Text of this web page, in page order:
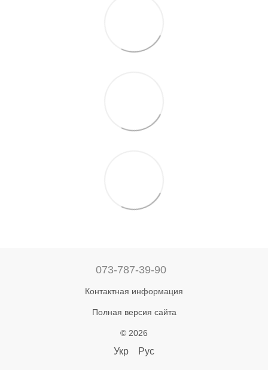
073-787-39-90
Контактная информация
Полная версия сайта
© 2026
Укр Рус